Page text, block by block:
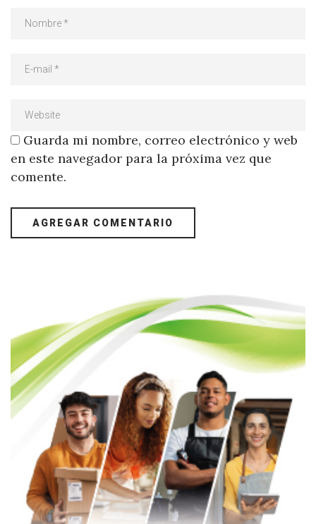
Guarda mi nombre, correo electrónico y web
en este navegador para la próxima vez que
comente.